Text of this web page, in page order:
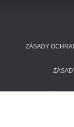
ZÁSADY